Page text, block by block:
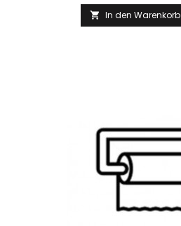
 In den Warenkorb